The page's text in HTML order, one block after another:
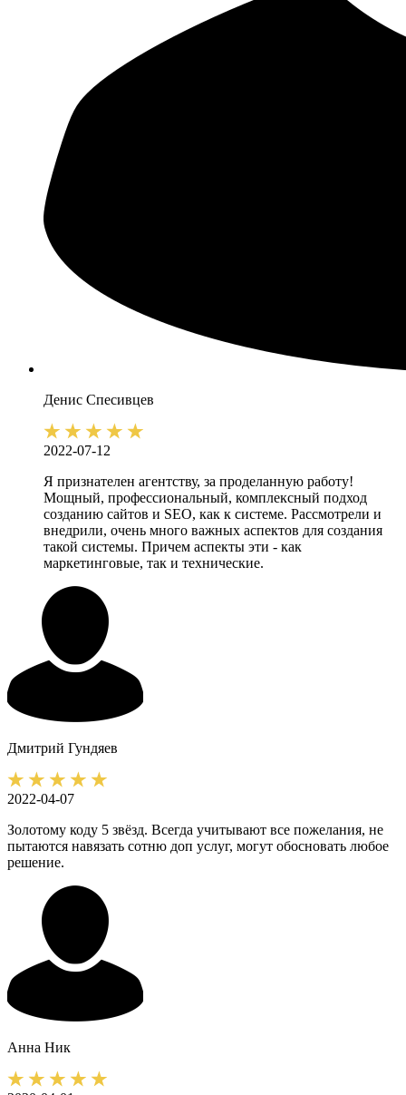
Денис Спесивцев
2022-07-12
Я признателен агентству, за проделанную работу!
Мощный, профессиональный, комплексный подход
созданию сайтов и SEO, как к системе. Рассмотрели и
внедрили, очень много важных аспектов для создания
такой системы. Причем аспекты эти - как
маркетинговые, так и технические.
Дмитрий Гундяев
2022-04-07
Золотому коду 5 звёзд. Всегда учитывают все пожелания, не
пытаются навязать сотню доп услуг, могут обосновать любое
решение.
Анна Ник